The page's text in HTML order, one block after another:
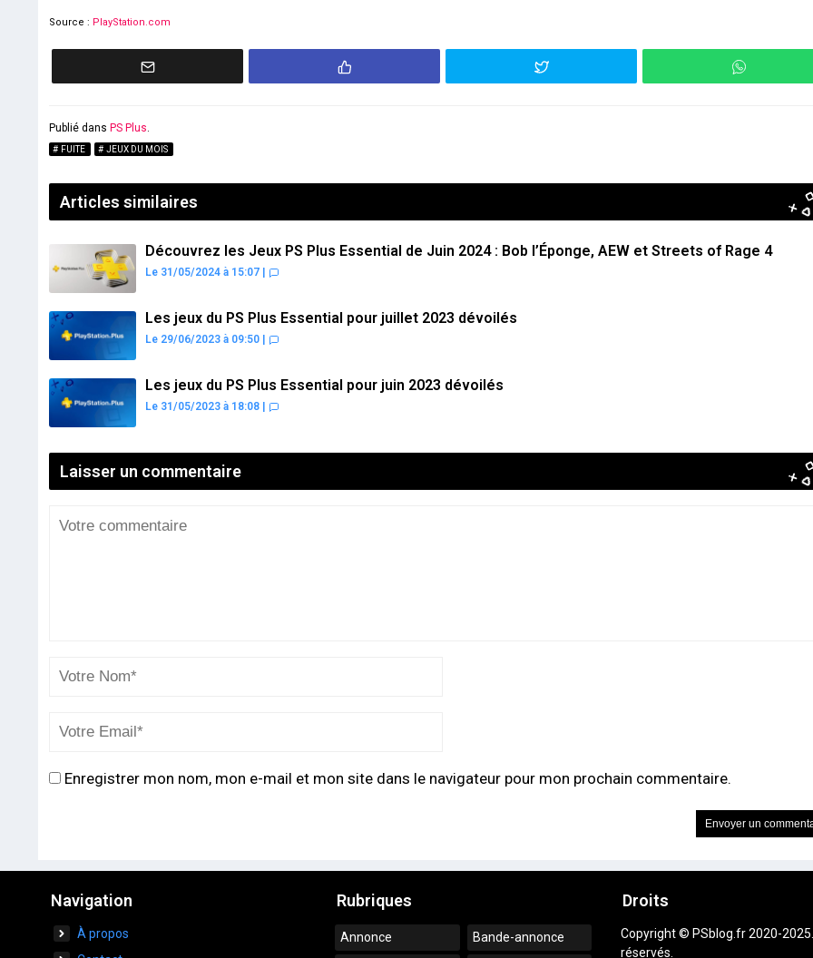
Source : PlayStation.com
Publié dans PS Plus.
FUITE JEUX DU MOIS
Articles similaires
Découvrez les Jeux PS Plus Essential de Juin 2024 : Bob l’Éponge, AEW et Streets of Rage 4
Le 31/05/2024 à 15:07
Les jeux du PS Plus Essential pour juillet 2023 dévoilés
Le 29/06/2023 à 09:50
Les jeux du PS Plus Essential pour juin 2023 dévoilés
Le 31/05/2023 à 18:08
Laisser un commentaire
Enregistrer mon nom, mon e-mail et mon site dans le navigateur pour mon prochain commentaire.
Navigation
À propos
Rubriques
Annonce Bande-annonce
Droits
Copyright © PSblog.fr 2020-
réservés.